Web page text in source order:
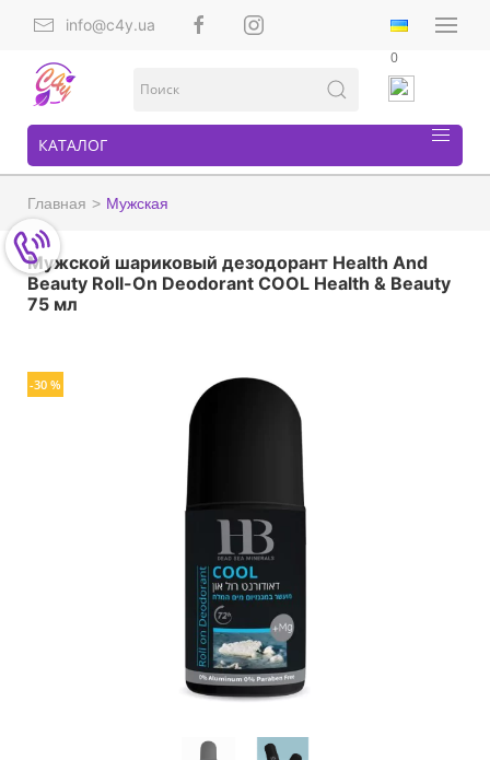
info@c4y.ua
0
КАТАЛОГ
Главная Мужская
Мужской шариковый дезодорант Health And
Beauty Roll-On Deodorant COOL Health & Beauty
75 мл
-30 %